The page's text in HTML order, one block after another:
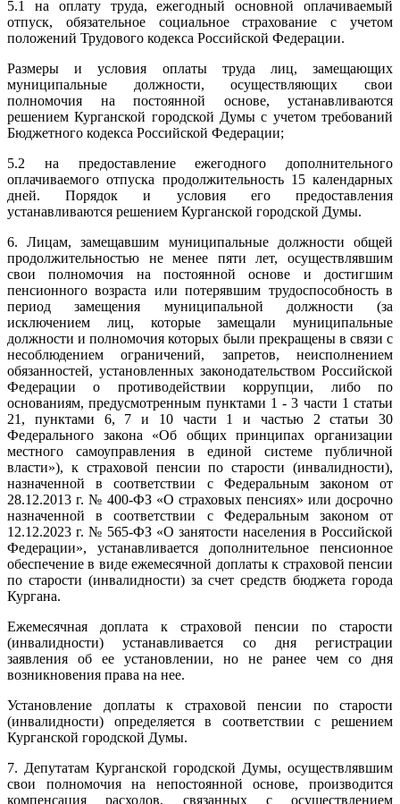
5.1 на оплату труда, ежегодный основной оплачиваемый
отпуск, обязательное социальное страхование с учетом
положений Трудового кодекса Российской Федерации.
Размеры и условия оплаты труда лиц, замещающих
муниципальные должности, осуществляющих свои
полномочия на постоянной основе, устанавливаются
решением Курганской городской Думы с учетом требований
Бюджетного кодекса Российской Федерации;
5.2 на предоставление ежегодного дополнительного
оплачиваемого отпуска продолжительность 15 календарных
дней. Порядок и условия его предоставления
устанавливаются решением Курганской городской Думы.
6. Лицам, замещавшим муниципальные должности общей
продолжительностью не менее пяти лет, осуществлявшим
свои полномочия на постоянной основе и достигшим
пенсионного возраста или потерявшим трудоспособность в
период замещения муниципальной должности (за
исключением лиц, которые замещали муниципальные
должности и полномочия которых были прекращены в связи с
несоблюдением ограничений, запретов, неисполнением
обязанностей, установленных законодательством Российской
Федерации о противодействии коррупции, либо по
основаниям, предусмотренным пунктами 1 - 3 части 1 статьи
21, пунктами 6, 7 и 10 части 1 и частью 2 статьи 30
Федерального закона «Об общих принципах организации
местного самоуправления в единой системе публичной
власти»), к страховой пенсии по старости (инвалидности),
назначенной в соответствии с Федеральным законом от
28.12.2013 г. № 400-ФЗ «О страховых пенсиях» или досрочно
назначенной в соответствии с Федеральным законом от
12.12.2023 г. № 565-ФЗ «О занятости населения в Российской
Федерации», устанавливается дополнительное пенсионное
обеспечение в виде ежемесячной доплаты к страховой пенсии
по старости (инвалидности) за счет средств бюджета города
Кургана.
Ежемесячная доплата к страховой пенсии по старости
(инвалидности) устанавливается со дня регистрации
заявления об ее установлении, но не ранее чем со дня
возникновения права на нее.
Установление доплаты к страховой пенсии по старости
(инвалидности) определяется в соответствии с решением
Курганской городской Думы.
7. Депутатам Курганской городской Думы, осуществлявшим
свои полномочия на непостоянной основе, производится
компенсация расходов, связанных с осуществлением